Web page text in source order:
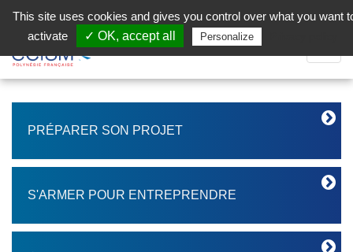
Facebook (Customer Chat) is disabled.
la
PRÉPARER SON PROJET
S'ARMER POUR ENTREPRENDRE
This site uses cookies and gives you control over what you want
activate
✓ OK, accept all Personalize